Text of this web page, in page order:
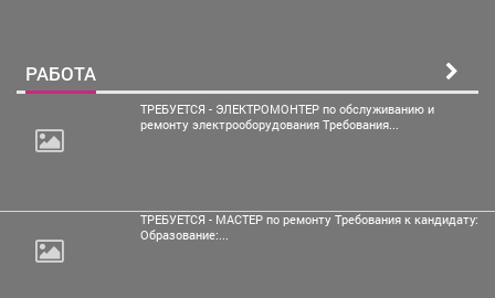
РАБОТА
ТРЕБУЕТСЯ - ЭЛЕКТРОМОНТЕР по обслуживанию и
ремонту электрооборудования Требования...
ТРЕБУЕТСЯ - МАСТЕР по ремонту Требования к кандидату:
Образование:...